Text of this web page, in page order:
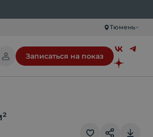
Тюмень
Записаться на показ